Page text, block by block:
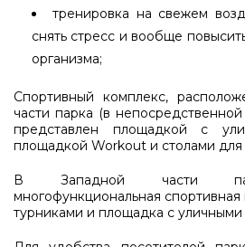
тренировка на свежем
снять стресс и вообще
организма;
Спортивный комплекс,
части парка (в
представлен площадкой с
площадкой Workout и столами для
В Западной части
многофункциональная
турниками и площадка с